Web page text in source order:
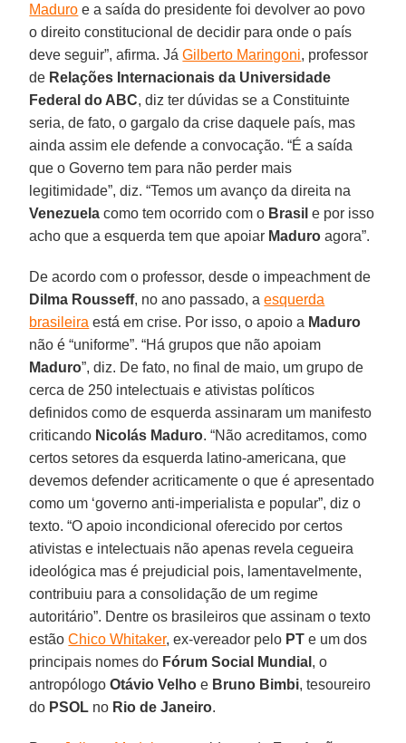
Maduro e a saída do presidente foi devolver ao povo
o direito constitucional de decidir para onde o país
deve seguir”, afirma. JáGilberto Maringoni, professor
de Relações Internacionais da Universidade
Federal do ABC, diz ter dúvidas se a Constituinte
seria, de fato, o gargalo da crise daquele país, mas
ainda assim ele defende a convocação. “É a saída
que o Governo tem para não perder mais
legitimidade”, diz. “Temos um avanço da direita na
Venezuela como tem ocorrido com o Brasil e por isso
acho que a esquerda tem que apoiar Maduro agora”.
De acordo com o professor, desde o impeachment de
Dilma Rousseff, no ano passado, aesquerda
brasileira está em crise. Por isso, o apoio a Maduro
não é “uniforme”. “Há grupos que não apoiam
Maduro”, diz. De fato, no final de maio, um grupo de
cerca de 250 intelectuais e ativistas políticos
definidos como de esquerda assinaram um manifesto
criticando Nicolás Maduro. “Não acreditamos, como
certos setores da esquerda latino-americana, que
devemos defender acriticamente o que é apresentado
como um ‘governo anti-imperialista e popular”, diz o
texto. “O apoio incondicional oferecido por certos
ativistas e intelectuais não apenas revela cegueira
ideológica mas é prejudicial pois, lamentavelmente,
contribuiu para a consolidação de um regime
autoritário”. Dentre os brasileiros que assinam o texto
estãoChico Whitaker, ex-vereador pelo PT e um dos
principais nomes do Fórum Social Mundial , o
antropólogo Otávio Velho e Bruno Bimbi, tesoureiro
do PSOL no Rio de Janeiro.